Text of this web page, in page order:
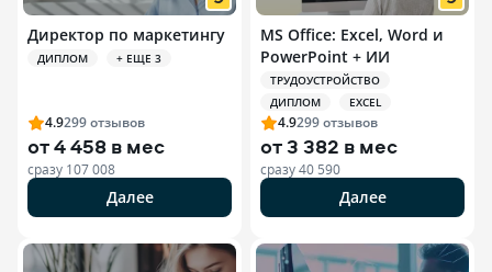
Директор по маркетингу
ДИПЛОМ + ЕЩЕ 3
4.9299отзывов
от4 458 в мес
сразу 107 008
Далее
MS Office: Excel, Word и
PowerPoint + ИИ
ТРУДОУСТРОЙСТВО
ДИПЛОМ
EXCEL
4.9299отзывов
от3 382 в мес
сразу40 590
Далее